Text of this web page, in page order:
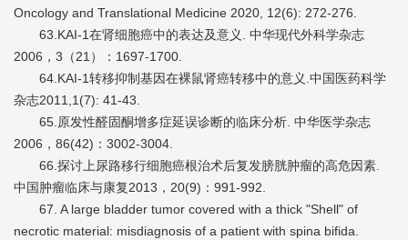
Oncology and Translational Medicine 2020, 12(6): 272-276.
63.KAI-1在肾细胞癌中的表达及意义. 中华现代外科学杂志
2006，3（21）：1697-1700.
64.KAI-1转移抑制基因在裸鼠肾癌转移中的意义.中国医药科学
杂志2011,1(7): 41-43.
65.原发性醛固酮增多症延误诊断的临床分析. 中华医学杂志
2006，86(42)：3002-3004.
66.探讨上尿路移行细胞癌根治术后复发膀胱肿瘤的高危因素.
中国肿瘤临床与康复2013，20(9)：991-992.
67. A large bladder tumor covered with a thick "Shell" of
necrotic material: misdiagnosis of a patient with spina bifida.